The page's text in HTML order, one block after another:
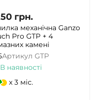
грн.
механічна Ganzo
Pro GTP + 4
камені
Артикул GTP
В наявності
x 3 міс.